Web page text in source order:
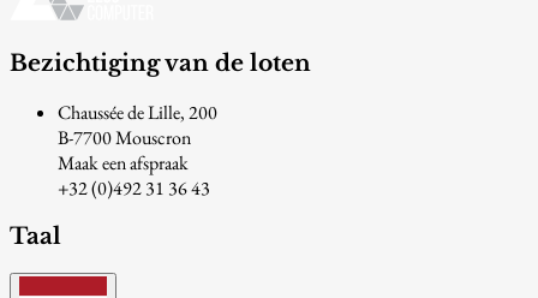
Bezichtiging van de loten
Chaussée de Lille, 200
B-7700 Mouscron
Maak een afspraak
+32 (0)492 31 36 43
Taal